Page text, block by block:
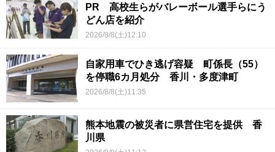
PR 高校生らがバレーボール選手らにう
どん店を紹介
2026/8/8(土)12:10
自家用車でひき逃げ容疑 町係長（55）
を停職6カ月処分 香川・多度津町
2026/8/8(土)11:35
熊本地震の被災者に県営住宅を提供 香
川県